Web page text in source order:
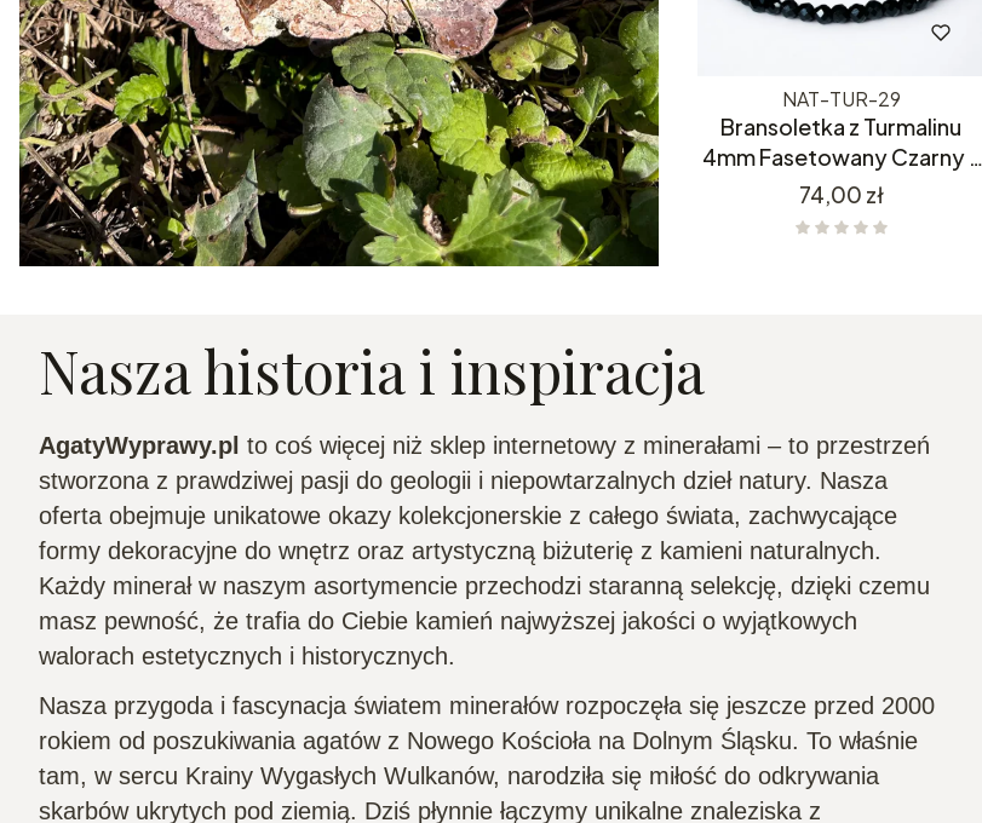
NAT-TUR-29
Bransoletka z Turmalinu
4mm Fasetowany Czarny –
Naturalny Kamień Ochronny
Cena
74,00 zł
Nasza historia i inspiracja
AgatyWyprawy.pl to coś więcej niż sklep internetowy z minerałami – to przestrzeń
stworzona z prawdziwej pasji do geologii i niepowtarzalnych dzieł natury. Nasza
oferta obejmuje unikatowe okazy kolekcjonerskie z całego świata, zachwycające
formy dekoracyjne do wnętrz oraz artystyczną biżuterię z kamieni naturalnych.
Każdy minerał w naszym asortymencie przechodzi staranną selekcję, dzięki czemu
masz pewność, że trafia do Ciebie kamień najwyższej jakości o wyjątkowych
walorach estetycznych i historycznych.
Nasza przygoda i fascynacja światem minerałów rozpoczęła się jeszcze przed 2000
rokiem od poszukiwania agatów z Nowego Kościoła na Dolnym Śląsku. To właśnie
tam, w sercu Krainy Wygasłych Wulkanów, narodziła się miłość do odkrywania
skarbów ukrytych pod ziemią. Dziś płynnie łączymy unikalne znaleziska z